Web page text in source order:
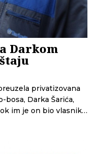
Darkom
privatizovana
Darka Šarića,
im je on bio vlasnik i